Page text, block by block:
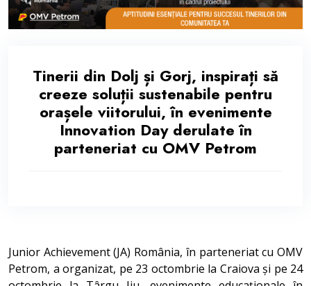
Tinerii din Dolj și Gorj, inspirați să
creeze soluții sustenabile pentru
orașele viitorului, în evenimente
Innovation Day derulate în
parteneriat cu OMV Petrom
Junior Achievement (JA) România, în parteneriat cu OMV
Petrom, a organizat, pe 23 octombrie la Craiova și pe 24